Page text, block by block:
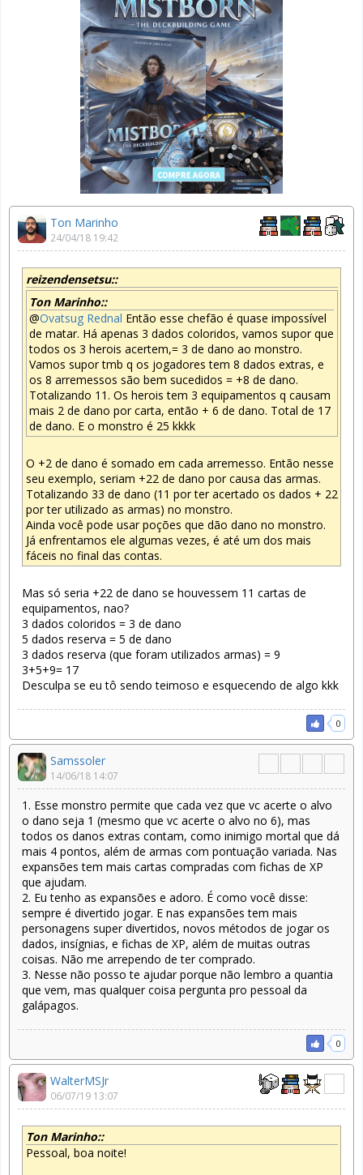
Ton Marinho
24/04/18 19:42
reizendensetsu::
Ton Marinho::
@Ovatsug Rednal Então esse chefão é quase impossível
de matar. Há apenas 3 dados coloridos, vamos supor que
todos os 3 herois acertem,= 3 de dano ao monstro.
Vamos supor tmb q os jogadores tem 8 dados extras, e
os 8 arremessos são bem sucedidos = +8 de dano.
Totalizando 11. Os herois tem 3 equipamentos q causam
mais 2 de dano por carta, então + 6 de dano. Total de 17
de dano. E o monstro é 25 kkkk
O +2 de dano é somado em cada arremesso. Então nesse
seu exemplo, seriam +22 de dano por causa das armas.
Totalizando 33 de dano (11 por ter acertado os dados + 22
por ter utilizado as armas) no monstro.
Ainda você pode usar poções que dão dano no monstro.
Já enfrentamos ele algumas vezes, é até um dos mais
fáceis no final das contas.
Mas só seria +22 de dano se houvessem 11 cartas de
equipamentos, nao?
3 dados coloridos = 3 de dano
5 dados reserva = 5 de dano
3 dados reserva (que foram utilizados armas) = 9
3+5+9= 17
Desculpa se eu tô sendo teimoso e esquecendo de algo kkk
0
Samssoler
14/06/18 14:07
1. Esse monstro permite que cada vez que vc acerte o alvo
o dano seja 1 (mesmo que vc acerte o alvo no 6), mas
todos os danos extras contam, como inimigo mortal que dá
mais 4 pontos, além de armas com pontuação variada. Nas
expansões tem mais cartas compradas com fichas de XP
que ajudam.
2. Eu tenho as expansões e adoro. É como você disse:
sempre é divertido jogar. E nas expansões tem mais
personagens super divertidos, novos métodos de jogar os
dados, insígnias, e fichas de XP, além de muitas outras
coisas. Não me arrependo de ter comprado.
3. Nesse não posso te ajudar porque não lembro a quantia
que vem, mas qualquer coisa pergunta pro pessoal da
galápagos.
0
WalterMSJr
06/07/19 13:07
Ton Marinho::
Pessoal, boa noite!